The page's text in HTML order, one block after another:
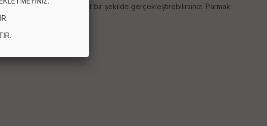
çok daha rahat bir şekilde gerçekleştirebilirsiniz. Parmak